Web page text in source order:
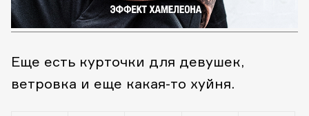
Еще есть курточки для девушек,
ветровка и еще какая-то хуйня.